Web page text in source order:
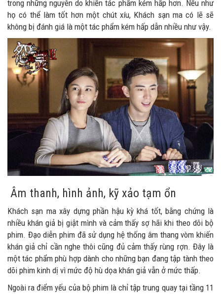
trong những nguyên do khiến tác phẩm kém hấp hơn. Nếu như
họ có thể làm tốt hơn một chút xíu, Khách sạn ma có lẽ sẽ
không bị đánh giá là một tác phẩm kém hấp dẫn nhiều như vậy.
Âm thanh, hình ảnh, kỹ xảo tạm ổn
Khách sạn ma xây dựng phần hậu kỳ khá tốt, bằng chứng là
nhiều khán giả bị giật mình và cảm thấy sợ hãi khi theo dõi bộ
phim. Đạo diễn phim đã sử dụng hệ thống âm thang vòm khiến
khán giả chỉ cần nghe thôi cũng đủ cảm thấy rùng rợn. Đây là
một tác phẩm phù hợp dành cho những bạn đang tập tành theo
dõi phim kinh dị vì mức độ hù dọa khán giả vẫn ở mức thấp.
Ngoài ra điểm yếu của bộ phim là chỉ tập trung quay tại tầng 11